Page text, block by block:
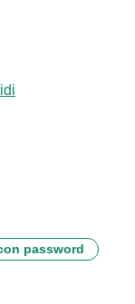
password